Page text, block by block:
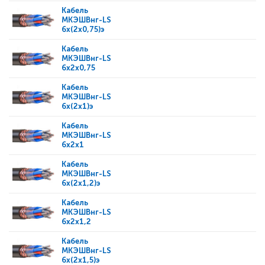
Кабель
МКЭШВнг-LS
6x(2x0,75)э
Кабель
МКЭШВнг-LS
6x2x0,75
Кабель
МКЭШВнг-LS
6x(2x1)э
Кабель
МКЭШВнг-LS
6x2x1
Кабель
МКЭШВнг-LS
6x(2x1,2)э
Кабель
МКЭШВнг-LS
6x2x1,2
Кабель
МКЭШВнг-LS
6x(2x1,5)э